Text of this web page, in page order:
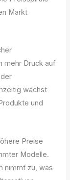
Markt
mehr Druck auf
wächst
und
Preise
Modelle.
nimmt zu, was